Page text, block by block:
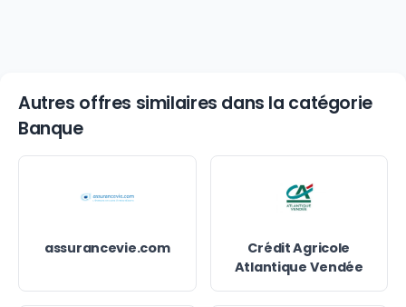
Autres offres similaires dans la catégorie
Banque
assurancevie.com
Crédit Agricole
Atlantique Vendée